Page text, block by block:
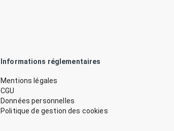
Informations réglementaires
Mentions légales
CGU
Données personnelles
Politique de gestion des cookies